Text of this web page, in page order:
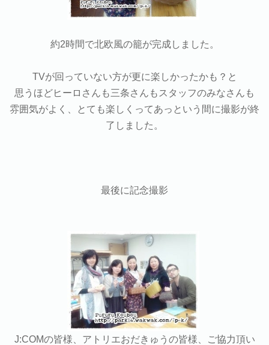
約2時間で北欧風の籠が完成しました。
TVが回っていない方が更に楽しかったかも？と
思うほどヒーロさんも三条さんもスタッフのみなさんも
雰囲気がよく、とても楽しくってあっという間に撮影が終
了しました。
最後に記念撮影
J:COMの皆様、アトリエおだきゅうの皆様、ご協力頂い